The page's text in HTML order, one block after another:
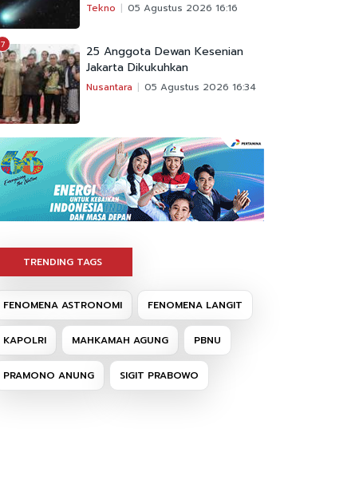
Tekno 05 Agustus 2026 16:16
7
25 Anggota Dewan Kesenian
Jakarta Dikukuhkan
Nusantara 05 Agustus 2026 16:34
TRENDING TAGS
FENOMENA ASTRONOMI FENOMENA LANGIT
KAPOLRI MAHKAMAH AGUNG PBNU
PRAMONO ANUNG SIGIT PRABOWO